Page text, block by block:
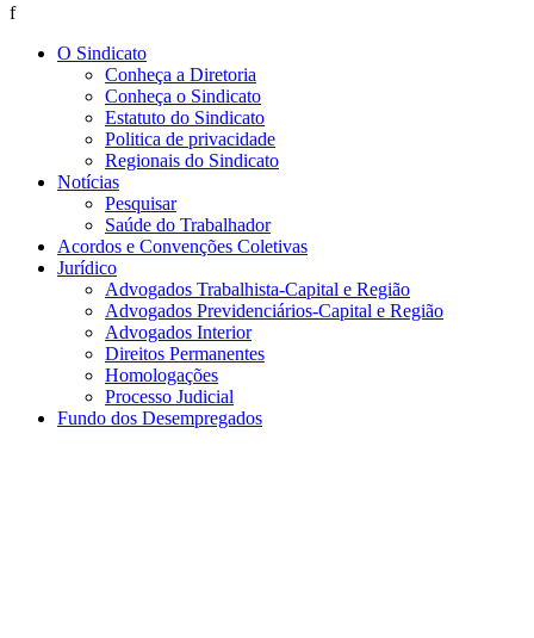
f
O Sindicato
Conheça a Diretoria
Conheça o Sindicato
Estatuto do Sindicato
Politica de privacidade
Regionais do Sindicato
Notícias
Pesquisar
Saúde do Trabalhador
Acordos e Convenções Coletivas
Jurídico
Advogados Trabalhista-Capital e Região
Advogados Previdenciários-Capital e Região
Advogados Interior
Direitos Permanentes
Homologações
Processo Judicial
Fundo dos Desempregados